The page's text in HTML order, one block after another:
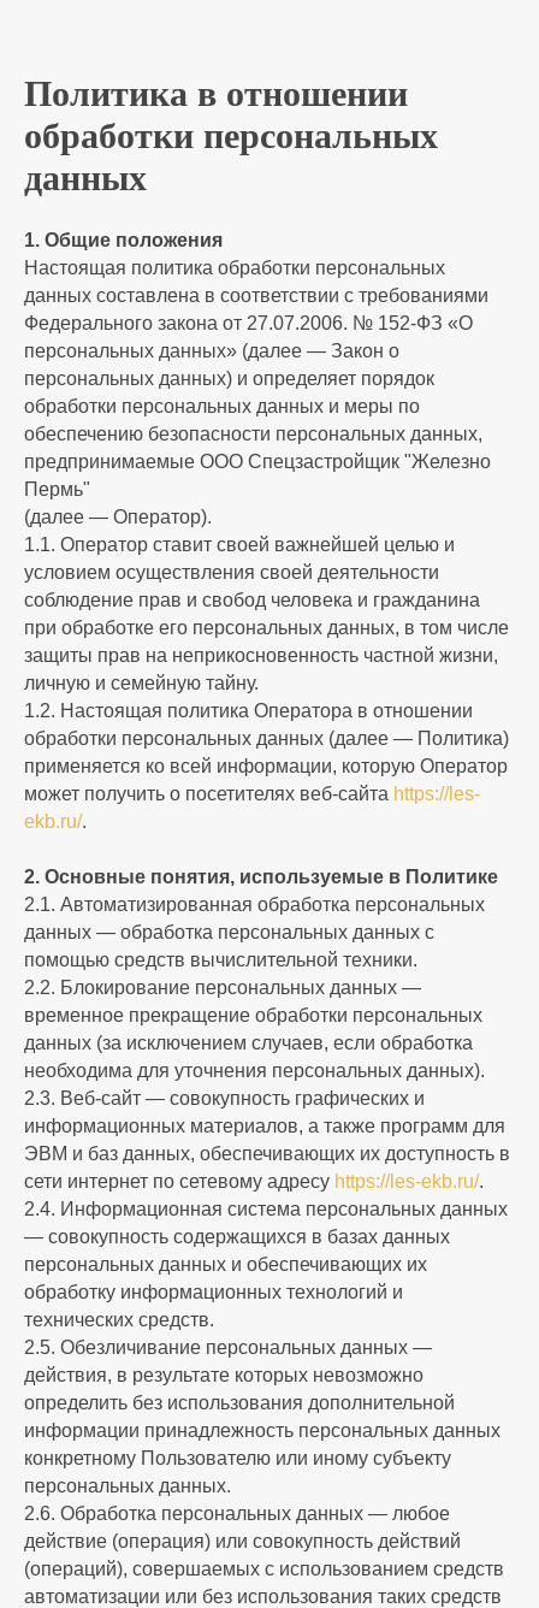
Политика в отношении
обработки персональных
данных
1. Общие положения
Настоящая политика обработки персональных
данных составлена в соответствии с требованиями
Федерального закона от 27.07.2006. № 152-ФЗ «О
персональных данных» (далее — Закон о
персональных данных) и определяет порядок
обработки персональных данных и меры по
обеспечению безопасности персональных данных,
предпринимаемые ООО Спецзастройщик "Железно
Пермь"
(далее — Оператор).
1.1. Оператор ставит своей важнейшей целью и
условием осуществления своей деятельности
соблюдение прав и свобод человека и гражданина
при обработке его персональных данных, в том числе
защиты прав на неприкосновенность частной жизни,
личную и семейную тайну.
1.2. Настоящая политика Оператора в отношении
обработки персональных данных (далее — Политика)
применяется ко всей информации, которую Оператор
может получить о посетителях веб-сайта https://les-
ekb.ru/.
2. Основные понятия, используемые в Политике
2.1. Автоматизированная обработка персональных
данных — обработка персональных данных с
помощью средств вычислительной техники.
2.2. Блокирование персональных данных —
временное прекращение обработки персональных
данных (за исключением случаев, если обработка
необходима для уточнения персональных данных).
2.3. Веб-сайт — совокупность графических и
информационных материалов, а также программ для
ЭВМ и баз данных, обеспечивающих их доступность в
сети интернет по сетевому адресу https://les-ekb.ru/.
2.4. Информационная система персональных данных
— совокупность содержащихся в базах данных
персональных данных и обеспечивающих их
обработку информационных технологий и
технических средств.
2.5. Обезличивание персональных данных —
действия, в результате которых невозможно
определить без использования дополнительной
информации принадлежность персональных данных
конкретному Пользователю или иному субъекту
персональных данных.
2.6. Обработка персональных данных — любое
действие (операция) или совокупность действий
(операций), совершаемых с использованием средств
автоматизации или без использования таких средств